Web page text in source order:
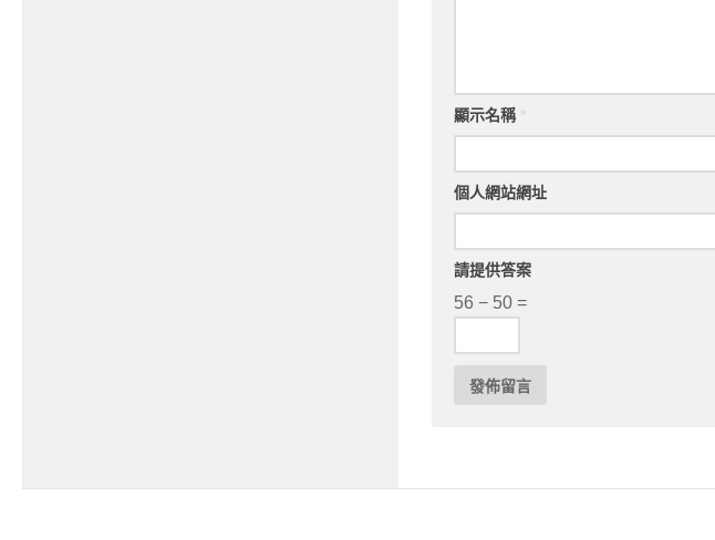
顯示名稱
個人網站網址
請提供答案
56 − 50 =